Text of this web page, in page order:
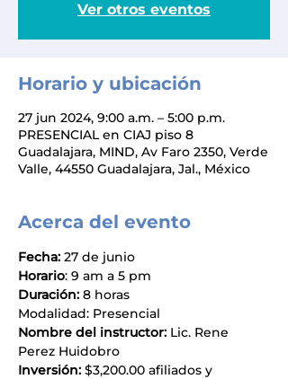
Ver otros eventos
Horario y ubicación
27 jun 2024, 9:00 a.m. – 5:00 p.m.
PRESENCIAL en CIAJ piso 8
Guadalajara, MIND, Av Faro 2350, Verde
Valle, 44550 Guadalajara, Jal., México
Acerca del evento
Fecha: 27 de junio
Horario: 9 am a 5 pm
Duración: 8 horas
Modalidad: Presencial
Nombre del instructor: Lic. Rene
Perez Huidobro
Inversión: $3,200.00 afiliados y